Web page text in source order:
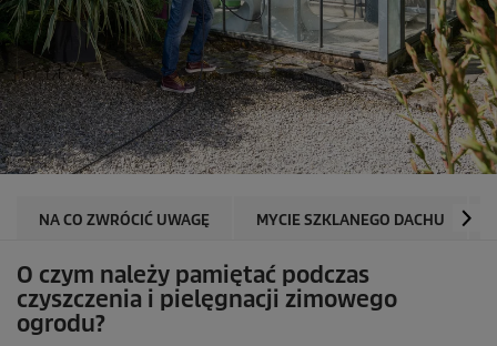
NA CO ZWRÓCIĆ UWAGĘ MYCIE SZKLANEGO DACHU
O czym należy pamiętać podczas
czyszczenia i pielęgnacji zimowego
ogrodu?